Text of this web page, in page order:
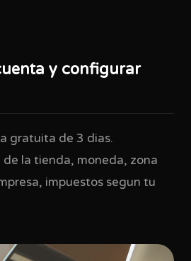
y configurar
gratuita de 3 dias.
la tienda, moneda, zona
impuestos segun tu